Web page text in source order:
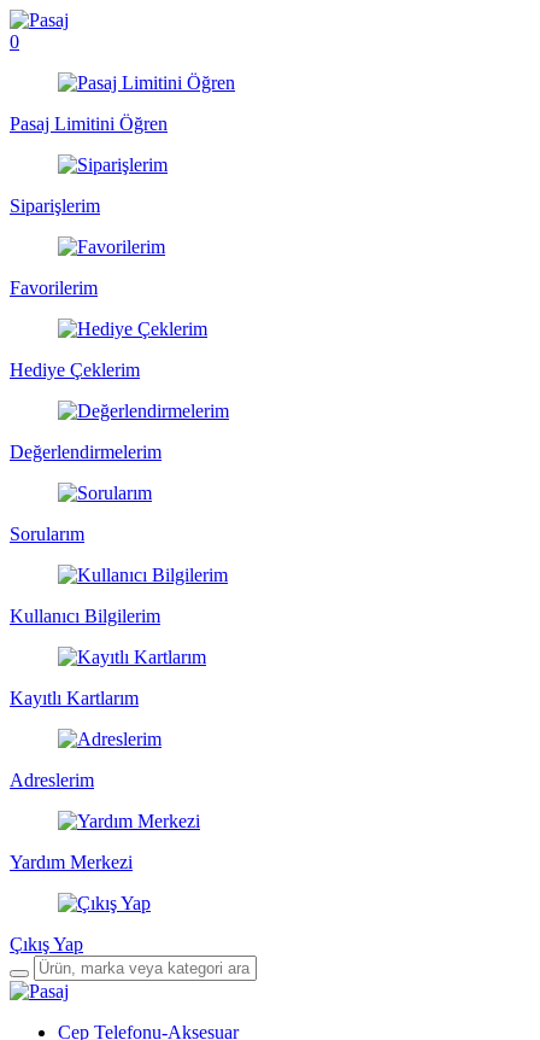
0
Pasaj Limitini Öğren
Siparişlerim
Favorilerim
Hediye Çeklerim
Değerlendirmelerim
Sorularım
Kullanıcı Bilgilerim
Kayıtlı Kartlarım
Adreslerim
Yardım Merkezi
Çıkış Yap
Cep Telefonu-Aksesuar